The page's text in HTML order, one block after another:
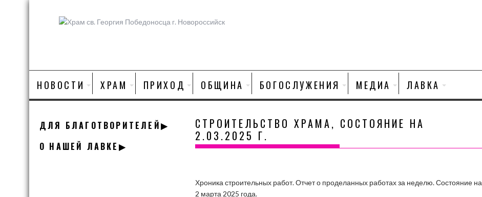
Skip
НОВОСТИ ХРАМ ПРИХОД ОБЩИНА БОГОСЛУЖЕНИЯ МЕДИА ЛАВКА
СТРОИТЕЛЬСТВО ХРАМА, СОСТОЯНИЕ НА
2.03.2025 Г.
Хроника строительных работ. Отчет о проделанных работах за неделю. Состояние на
2 марта 2025 года.
ДЛЯ БЛАГОТВОРИТЕЛЕЙ▶
О НАШЕЙ ЛАВКЕ▶